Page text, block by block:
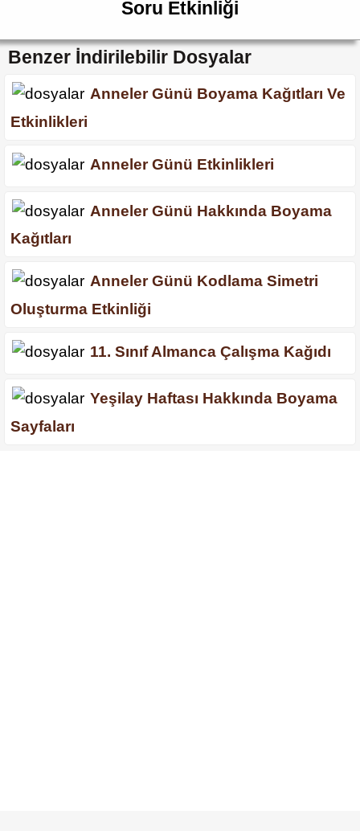
Soru Etkinliği
Benzer İndirilebilir Dosyalar
Anneler Günü Boyama Kağıtları Ve
Etkinlikleri
Anneler Günü Etkinlikleri
Anneler Günü Hakkında Boyama
Kağıtları
Anneler Günü Kodlama Simetri
Oluşturma Etkinliği
11. Sınıf Almanca Çalışma Kağıdı
Yeşilay Haftası Hakkında Boyama
Sayfaları